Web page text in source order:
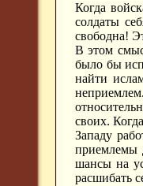
Когда
солдаты
свободна!
В этом
было бы
найти
своих.
Западу
приемлемы
шансы на
расшибать